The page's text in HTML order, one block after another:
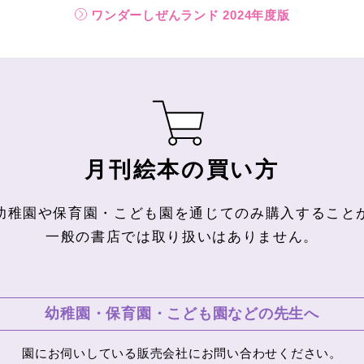
ワンダーしぜんランド 2024年度版
月刊絵本の買い方
稚園や保育園・こども園を通じてのみ購入すること
一般の書店では取り扱いはありません。
幼稚園・保育園・こども園などの先生へ
園にお伺いしている販売会社にお問い合わせください。